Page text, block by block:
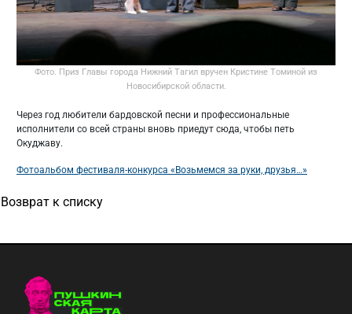
Фото. Приз Главы города Нижний Тагил вручен Кристине Томиной из
Новосибирской области.
Через год любители бардовской песни и профессиональные
исполнители со всей страны вновь приедут сюда, чтобы петь
Окуджаву.
Фотоальбом фестиваля-конкурса «Возьмемся за руки, друзья…»
Возврат к списку